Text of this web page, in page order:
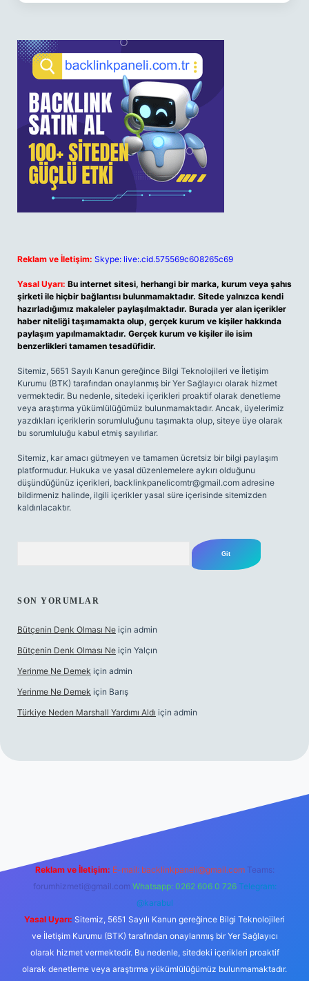
Reklam ve İletişim: Skype: live:.cid.575569c608265c69
Yasal Uyarı: Bu internet sitesi, herhangi bir marka, kurum veya şahıs
şirketi ile hiçbir bağlantısı bulunmamaktadır. Sitede yalnızca kendi
hazırladığımız makaleler paylaşılmaktadır. Burada yer alan içerikler
haber niteliği taşımamakta olup, gerçek kurum ve kişiler hakkında
paylaşım yapılmamaktadır. Gerçek kurum ve kişiler ile isim
benzerlikleri tamamen tesadüfidir.
Sitemiz, 5651 Sayılı Kanun gereğince Bilgi Teknolojileri ve İletişim
Kurumu (BTK) tarafından onaylanmış bir Yer Sağlayıcı olarak hizmet
vermektedir. Bu nedenle, sitedeki içerikleri proaktif olarak denetleme
veya araştırma yükümlülüğümüz bulunmamaktadır. Ancak, üyelerimiz
yazdıkları içeriklerin sorumluluğunu taşımakta olup, siteye üye olarak
bu sorumluluğu kabul etmiş sayılırlar.
Sitemiz, kar amacı gütmeyen ve tamamen ücretsiz bir bilgi paylaşım
platformudur. Hukuka ve yasal düzenlemelere aykırı olduğunu
düşündüğünüz içerikleri, backlinkpanelicomtr@gmail.com adresine
bildirmeniz halinde, ilgili içerikler yasal süre içerisinde sitemizden
kaldırılacaktır.
SON YORUMLAR
Bütçenin Denk Olması Ne için admin
Bütçenin Denk Olması Ne için Yalçın
Yerinme Ne Demek için admin
Yerinme Ne Demek için Barış
Türkiye Neden Marshall Yardımı Aldı için admin
hiltonbet yeni giriş
Reklam ve İletişim: E-mail: backlinkpaneli@gmail.com Teams:
forumhizmeti@gmail.com Whatsapp: 0262 606 0 726 Telegram:
@karabul
Yasal Uyarı: Sitemiz, 5651 Sayılı Kanun gereğince Bilgi Teknolojileri
ve İletişim Kurumu (BTK) tarafından onaylanmış bir Yer Sağlayıcı
olarak hizmet vermektedir. Bu nedenle, sitedeki içerikleri proaktif
olarak denetleme veya araştırma yükümlülüğümüz bulunmamaktadır.